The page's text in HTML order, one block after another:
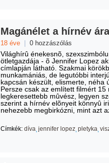
Magánélet a hírnév
18 éve 0 hozzászólás
Világhírû énekesnõ,
ötletgazdája - õ Jennifer Lopez
címlapján látható. Szakmai
munkamániás, de legutóbbi
kapcsán készült, elismerte, néha
Persze csak az említett filmért
legkeresettebb mûvész, legyen
szerint a hírnév elõnyeit könnyû
nehezebb megbirkózni, mint azt
Címkék: díva jennifer lopez pletyka